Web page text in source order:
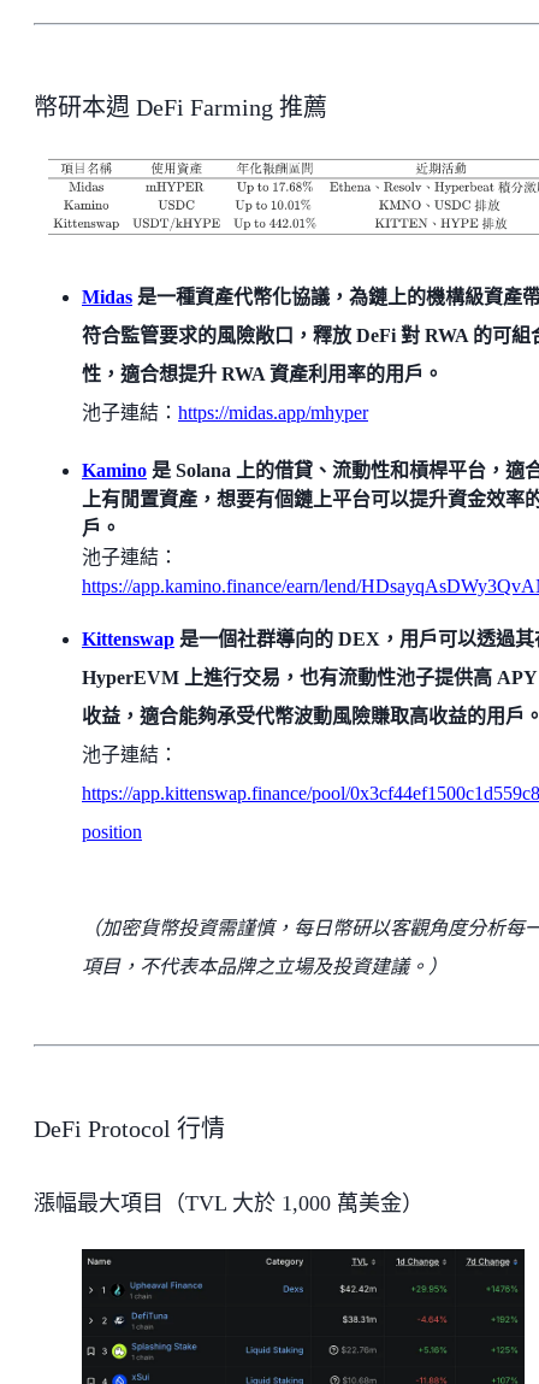
幣研本週 DeFi Farming 推薦
Midas 是一種資產代幣化協議，為鏈上的機構級資產
符合監管要求的風險敞口，釋放 DeFi 對 RWA 的可組
性，適合想提升 RWA 資產利用率的用戶。
池子連結： https://midas.app/mhyper
Kamino 是 Solana 上的借貸、流動性和槓桿平台，適
上有閒置資產，想要有個鏈上平台可以提升資金效率
戶。
池子連結：
https://app.kamino.finance/earn/lend/
Kittenswap 是一個社群導向的 DEX，用戶可以透過其
HyperEVM 上進行交易，也有流動性池子提供高
收益，適合能夠承受代幣波動風險賺取高收益的用戶
池子連結：
https://app.kittenswap.finance/pool/
position
（加密貨幣投資需謹慎，每日幣研以客觀角度分析每
項目，不代表本品牌之立場及投資建議。）
DeFi Protocol 行情
漲幅最大項目（TVL 大於 1,000 萬美金）